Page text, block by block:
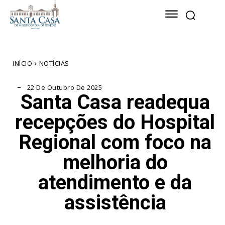
INÍCIO NOTÍCIAS
22 De Outubro De 2025
Santa Casa readequa
recepções do Hospital
Regional com foco na
melhoria do
atendimento e da
assistência